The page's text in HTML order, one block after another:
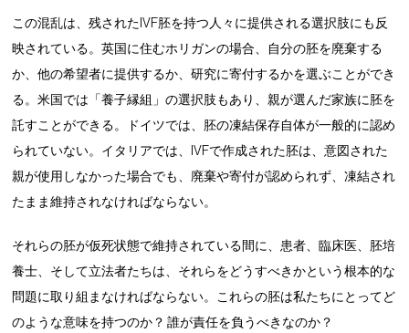
この混乱は、残されたIVF胚を持つ人々に提供される選択肢にも反
映されている。英国に住むホリガンの場合、自分の胚を廃棄する
か、他の希望者に提供するか、研究に寄付するかを選ぶことができ
る。米国では「養子縁組」の選択肢もあり、親が選んだ家族に胚を
託すことができる。ドイツでは、胚の凍結保存自体が一般的に認め
られていない。イタリアでは、IVFで作成された胚は、意図された
親が使用しなかった場合でも、廃棄や寄付が認められず、凍結され
たまま維持されなければならない。
それらの胚が仮死状態で維持されている間に、患者、臨床医、胚培
養士、そして立法者たちは、それらをどうすべきかという根本的な
問題に取り組まなければならない。これらの胚は私たちにとってど
のような意味を持つのか？ 誰が責任を負うべきなのか？